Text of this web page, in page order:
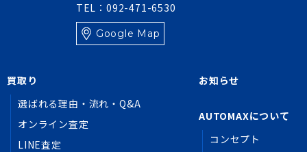
TEL：092-471-6530
Google Map
買取り
選ばれる理由・流れ・Q&A
オンライン査定
LINE査定
お知らせ
AUTOMAXについて
コンセプト